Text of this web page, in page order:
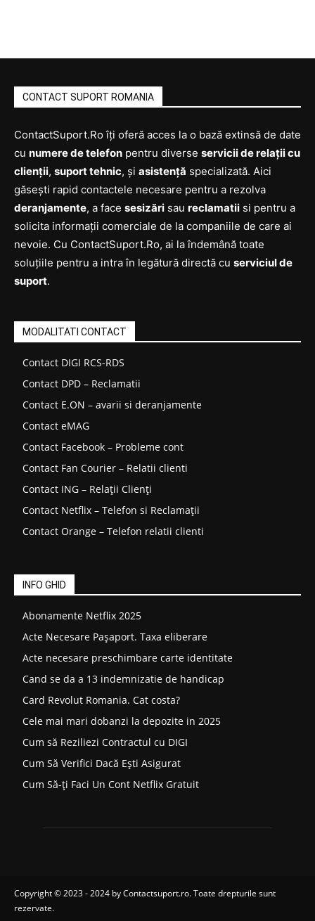
CONTACT SUPORT ROMANIA
ContactSuport.Ro îți oferă acces la o bază extinsă de date
cu numere de telefon pentru diverse servicii de relații cu
clienții, suport tehnic, și asistență specializată. Aici
găsești rapid contactele necesare pentru a rezolva
deranjamente, a face sesizări sau reclamatii si pentru a
solicita informații comerciale de la companiile de care ai
nevoie. Cu ContactSuport.Ro, ai la îndemână toate
soluțiile pentru a intra în legătură directă cu serviciul de
suport.
MODALITATI CONTACT
Contact DIGI RCS-RDS
Contact DPD – Reclamatii
Contact E.ON – avarii si deranjamente
Contact eMAG
Contact Facebook – Probleme cont
Contact Fan Courier – Relatii clienti
Contact ING – Relații Clienți
Contact Netflix – Telefon si Reclamații
Contact Orange – Telefon relatii clienti
INFO GHID
Abonamente Netflix 2025
Acte Necesare Pașaport. Taxa eliberare
Acte necesare preschimbare carte identitate
Cand se da a 13 indemnizatie de handicap
Card Revolut Romania. Cat costa?
Cele mai mari dobanzi la depozite in 2025
Cum să Reziliezi Contractul cu DIGI
Cum Să Verifici Dacă Ești Asigurat
Cum Să-ți Faci Un Cont Netflix Gratuit
Copyright © 2023 - 2024 byContactsuport.ro. Toate drepturile sunt
rezervate.